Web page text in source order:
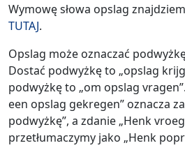
Wymowę słowa opslag
TUTAJ.
Opslag może oznaczać
Dostać podwyżkę to „opslag
podwyżkę to „om opslag
een opslag gekregen” oznacza
podwyżkę”, a zdanie „Henk
przetłumaczymy jako „Henk